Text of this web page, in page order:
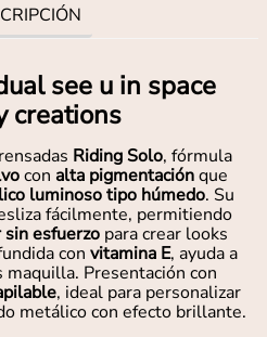
see u in space
creations
Riding Solo, fórmula
con alta pigmentaciónque
luminoso tipo húmedo. Su
fácilmente, permitiendo
esfuerzo para crear looks
con vitamina E, ayuda a
Presentación con
, ideal para personalizar
metálico con efecto brillante.